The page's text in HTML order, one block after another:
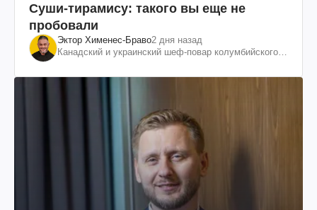
Суши-тирамису: такого вы еще не
пробовали
Эктор Хименес-Браво2 дня назад
Канадский и украинский шеф-повар колумбийского